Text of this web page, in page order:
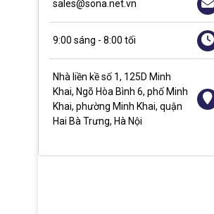
sales@sona.net.vn
9:00 sáng - 8:00 tối
Nhà liền kề số 1, 125D Minh
Khai, Ngõ Hòa Bình 6, phố Minh
Khai, phường Minh Khai, quận
Hai Bà Trưng, Hà Nội